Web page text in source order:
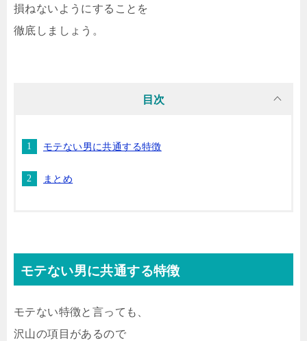
損ねないようにすることを
徹底しましょう。
目次
モテない男に共通する特徴
まとめ
モテない男に共通する特徴
モテない特徴と言っても、
沢山の項目があるので